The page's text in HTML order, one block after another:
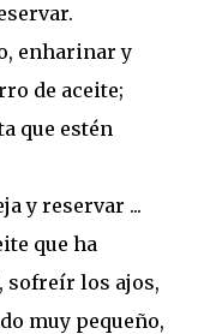
enharinar y
de aceite;
que estén
y reservar ...
que ha
sofreír los ajos,
muy pequeño,